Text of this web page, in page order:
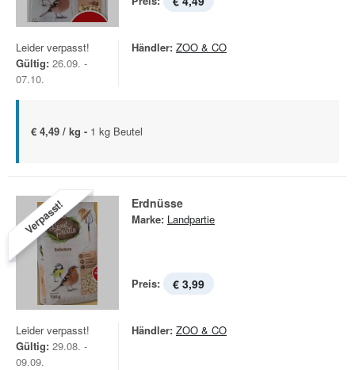
Leider verpasst!
Gültig: 26.09. -
07.10.
Händler: ZOO & CO
€ 4,49 / kg - 1 kg Beutel
Verpasst! Erdnüsse
Marke: Landpartie
Preis: € 3,99
Leider verpasst!
Gültig: 29.08. -
09.09.
Händler: ZOO & CO